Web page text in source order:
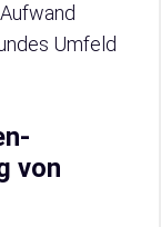
Umfeld
von